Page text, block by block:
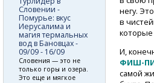
негу.
в
И,
ФИШ-
самой
Словении -
Помурье: вкус
Иерусалима и
магия термальных
вод в Бановцах -
09/09 - 16/09
Словения — это не
только горы и озера.
Это еще и мягкое